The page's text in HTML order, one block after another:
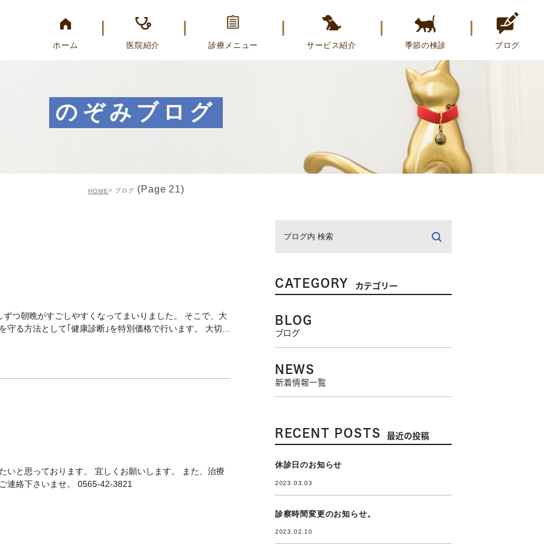
ホーム 医院紹介 診療メニュー サービス紹介 季節の検診 ブログ
のぞみブログ
トリミングブログ
誕生日のお友達を紹介
のぞみブログ
HOME ブログ (Page 21)
つ朝晩がすごしやすくなってまいりました。 そこで、大
守る方法として｢健康診断｣を特別価格で行います。 大切な
いと思っております。 宜しくお願いします。 また、治療
連絡下さいませ。 0565-42-3821
CATEGORY カテゴリー
BLOG
ブログ
NEWS
新着情報一覧
RECENT POSTS 最近の投稿
休診日のお知らせ
2023.03.03
診察時間変更のお知らせ。
2023.02.10